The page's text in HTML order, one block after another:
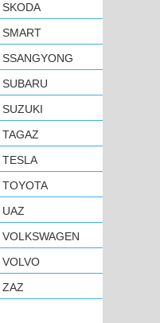
SKODA
SMART
SSANGYONG
SUBARU
SUZUKI
TAGAZ
TESLA
TOYOTA
UAZ
VOLKSWAGEN
VOLVO
ZAZ